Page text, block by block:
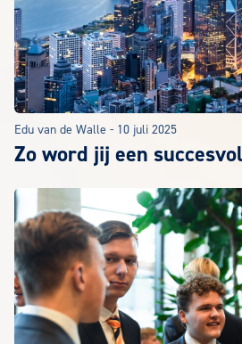
Edu van de Walle - 10 juli 2025
Zo word jij een